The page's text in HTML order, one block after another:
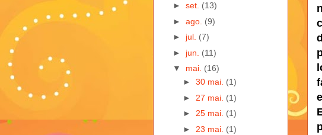
► set. (13)
► ago. (9)
► jul. (7)
► jun. (11)
▼ mai. (16)
► 30 mai. (1)
► 27 mai. (1)
► 25 mai. (1)
► 23 mai. (1)